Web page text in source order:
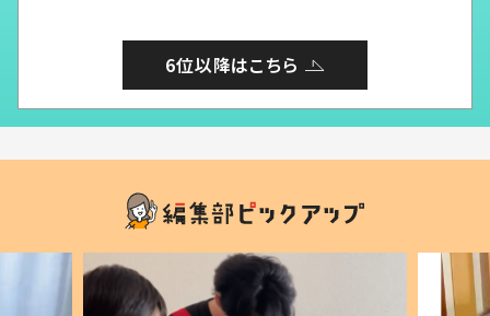
6位以降はこちら